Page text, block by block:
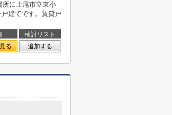
所に上尾市立東小
建てです。賃貸戸
検討リスト
る 追加する